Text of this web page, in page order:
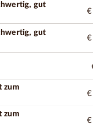
gut
€
gut
€
zum
€
zum
€